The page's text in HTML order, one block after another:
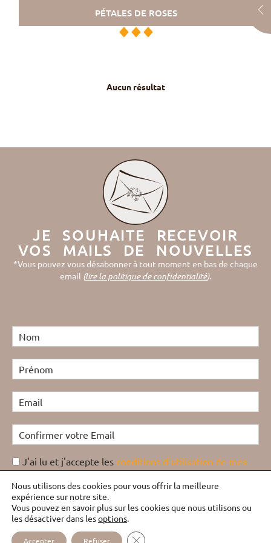
PÉTALES DE ROSES
Aucun résultat
JE SOUHAITE RECEVOIR
VOS MAILS DE NOUVELLES
*Vous pouvez vous désabonner à tout moment en bas de chaque
email (lire la politique de confidentialité).
J'ai lu et j'accepte les conditions d'utilisation de mes
dans le cadre de cet échange
Anti-spam 12+5 = ?
Nous utilisons des cookies pour vous offrir la meilleure
expérience sur notre site.
Vous pouvez en savoir plus sur les cookies que nous utilisons ou
les désactiver dans lesoptions.
Accepter Refuser FERMER LA BANNIÈRE DES